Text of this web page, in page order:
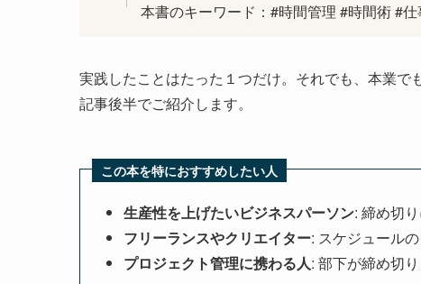
本書のキーワード：#時間管理 #時間術 #
実践したことはたった１つだけ。それでも、本業
記事後半でご紹介します。
この本を特におすすめしたい人
生産性を上げたいビジネスパーソン: 締め切
フリーランスやクリエイター: スケジュール
プロジェクト管理に携わる人: 部下が締め切